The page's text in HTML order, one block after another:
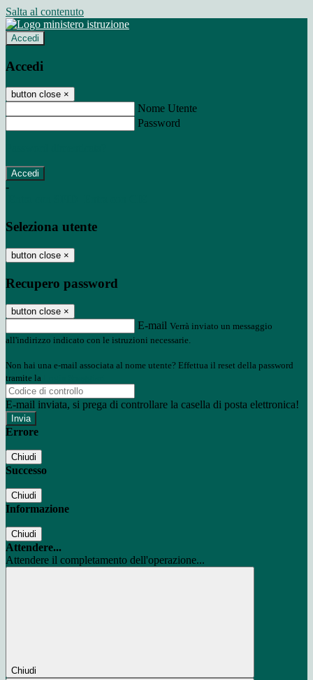
Salta al contenuto
Accedi
Accedi
button close ×
Nome Utente
Password
-
Seleziona utente
button close ×
Recupero password
button close ×
E-mail Verrà inviato un messaggio
all'indirizzo indicato con le istruzioni necessarie.
Non hai una e-mail associata al nome utente? Effettua il reset della password
tramite la
E-mail inviata, si prega di controllare la casella di posta elettronica!
Errore
Chiudi
Successo
Chiudi
Informazione
Chiudi
Attendere...
Attendere il completamento dell'operazione...
Chiudi